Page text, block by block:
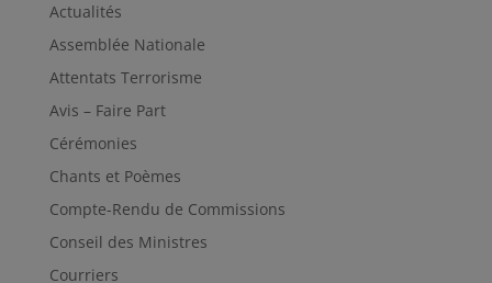
Actualités
Assemblée Nationale
Attentats Terrorisme
Avis – Faire Part
Cérémonies
Chants et Poèmes
Compte-Rendu de Commissions
Conseil des Ministres
Courriers